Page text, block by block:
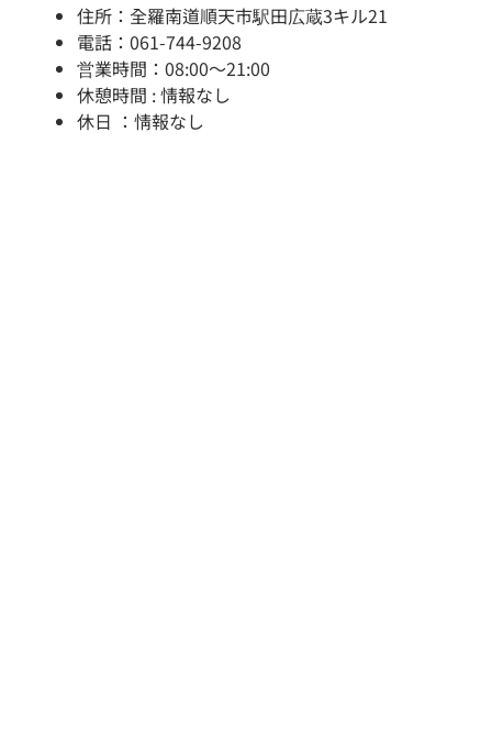
住所：全羅南道順天市駅田広蔵3キル21
電話：061-744-9208
営業時間：08:00～21:00
休憩時間 : 情報なし
休日 ：情報なし